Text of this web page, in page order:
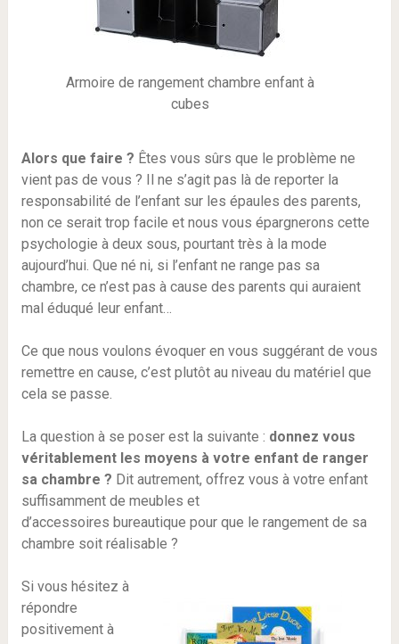
Armoire de rangement chambre enfant à
cubes
Alors que faire ? Êtes vous sûrs que le problème ne
vient pas de vous ? Il ne s’agit pas là de reporter la
responsabilité de l’enfant sur les épaules des parents,
non ce serait trop facile et nous vous épargnerons cette
psychologie à deux sous, pourtant très à la mode
aujourd’hui. Que né ni, si l’enfant ne range pas sa
chambre, ce n’est pas à cause des parents qui auraient
mal éduqué leur enfant…
Ce que nous voulons évoquer en vous suggérant de vous
remettre en cause, c’est plutôt au niveau du matériel que
cela se passe.
La question à se poser est la suivante : donnez vous
véritablement les moyens à votre enfant de ranger
sa chambre ? Dit autrement, offrez vous à votre enfant
suffisamment de meubles et
d’accessoires bureautique pour que le rangement de sa
chambre soit réalisable ?
Si vous hésitez à
répondre
positivement à